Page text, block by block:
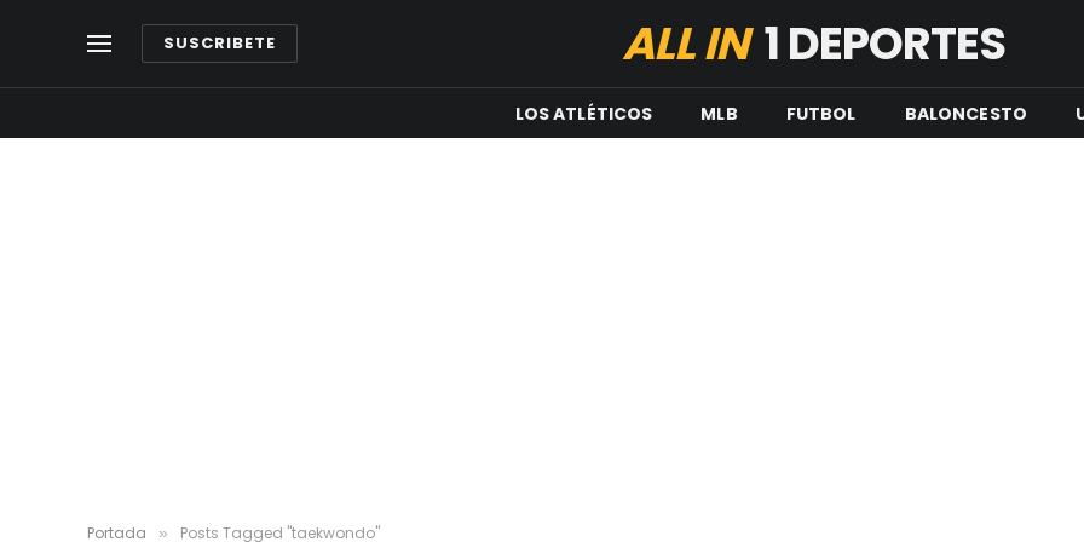
SUSCRIBETE ALL IN1 DEPORTES
LOS ATLÉTICOS MLB FUTBOL BALONCESTO
Portada » Posts Tagged "taekwondo"